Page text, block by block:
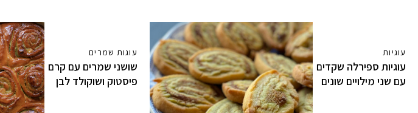
עוגיות
עוגיות ספירלה שקדים
עם שני מילויים שונים
עוגות שמרים
שושני שמרים עם קרם
פיסטוק ושוקולד לבן